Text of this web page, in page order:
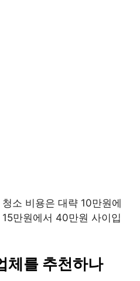
소 비용은 대략 10만원에
만원에서 40만원 사이입
체를 추천하나